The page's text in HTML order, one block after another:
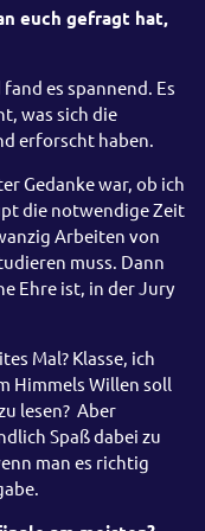
euch gefragt hat,
es spannend. Es
was sich die
erforscht haben.
Gedanke war, ob ich
die notwendige Zeit
Arbeiten von
muss. Dann
Ehre ist, in der Jury
Mal? Klasse, ich
Himmels Willen soll
lesen? Aber
Spaß dabei zu
man es richtig